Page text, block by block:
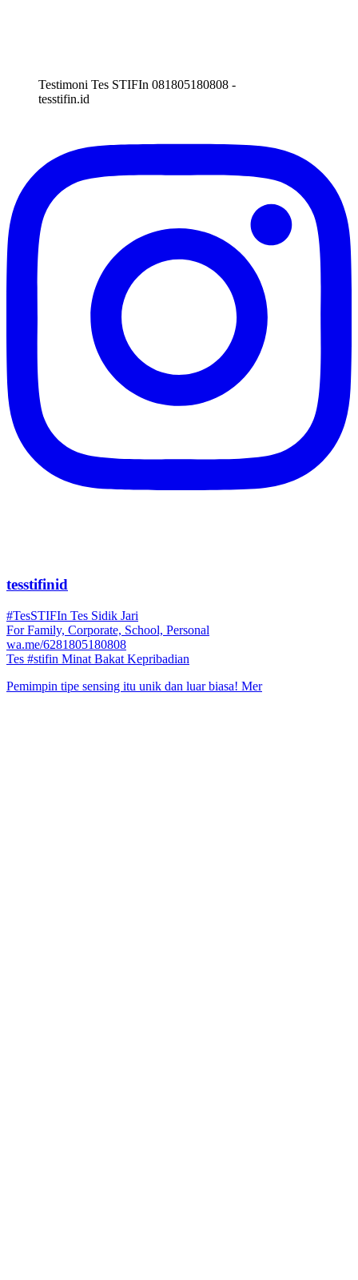
Testimoni Tes STIFIn 081805180808 -
tesstifin.id
tesstifinid
#TesSTIFIn Tes Sidik Jari
For Family, Corporate, School, Personal
wa.me/6281805180808
Tes #stifin Minat Bakat Kepribadian
Pemimpin tipe sensing itu unik dan luar biasa! Mer